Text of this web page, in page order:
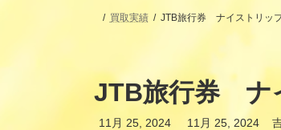
買取実績 JTB旅行券 ナイストリ
JTB旅行券
11月 25, 2024
最
11月 25, 2024